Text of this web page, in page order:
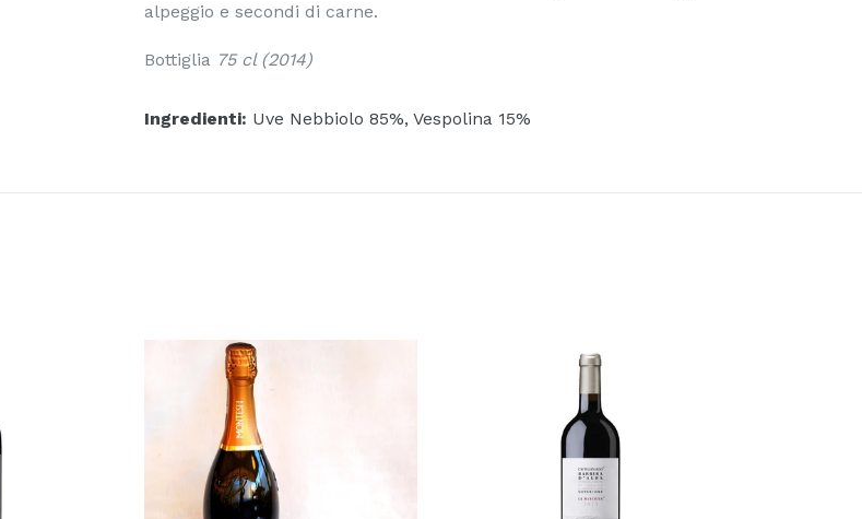
alpeggio e secondi di carne.
Bottiglia 75 cl (2014)
Ingredienti: Uve Nebbiolo 85%, Vespolina 15%